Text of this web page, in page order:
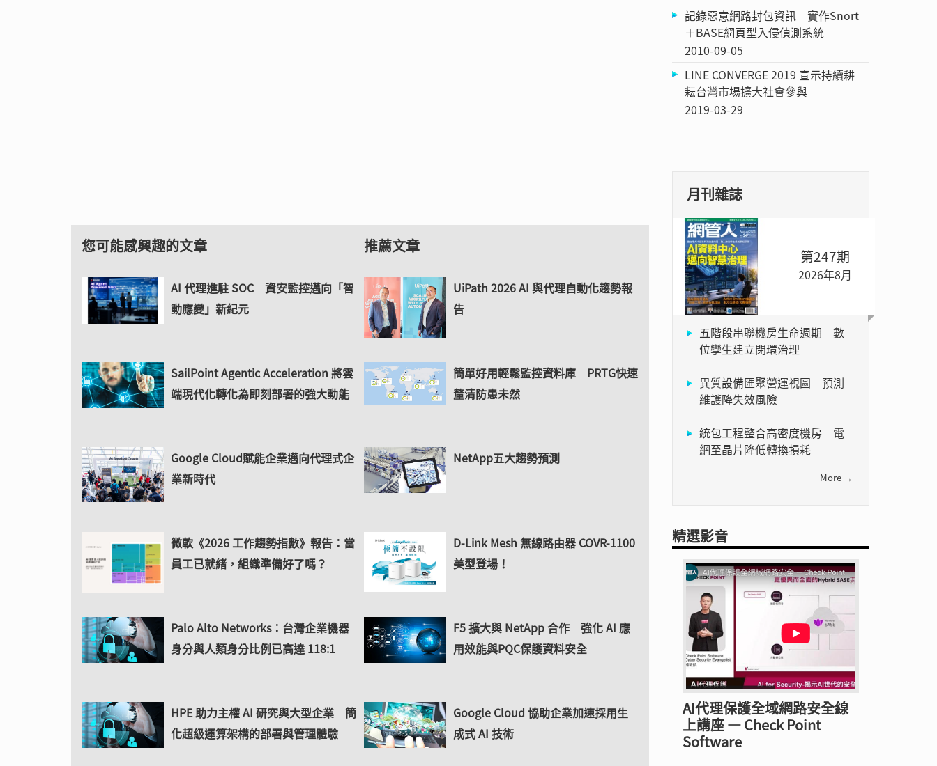
您可能感興趣的文章
AI 代理進駐 SOC 資安監控邁向「智
動應變」新紀元
SailPoint Agentic Acceleration 將雲
端現代化轉化為即刻部署的強大動能
Google Cloud賦能企業邁向代理式企
業新時代
微軟《2026 工作趨勢指數》報告：當
員工已就緒，組織準備好了嗎？
Palo Alto Networks：台灣企業機器
身分與人類身分比例已高達 118:1
HPE 助力主權 AI 研究與大型企業 簡
化超級運算架構的部署與管理體驗
推薦文章
UiPath 2026 AI 與代理自動化趨勢報
告
簡單好用輕鬆監控資料庫 PRTG快速
釐清防患未然
NetApp五大趨勢預測
D-Link Mesh 無線路由器 COVR-1100
美型登場！
F5 擴大與 NetApp 合作 強化 AI 應
用效能與PQC保護資料安全
Google Cloud 協助企業加速採用生
成式 AI 技術
記錄惡意網路封包資訊 實作Snort
＋BASE網頁型入侵偵測系統
2010-09-05
LINE CONVERGE 2019 宣示持續耕
耘台灣市場擴大社會參與
2019-03-29
月刊雜誌
第247期
2026年8月
五階段串聯機房生命週期 數
位孿生建立閉環治理
異質設備匯聚營運視圖 預測
維護降失效風險
統包工程整合高密度機房 電
網至晶片降低轉換損耗
More →
精選影音
AI代理保護全域網路安全線
上講座 — Check Point
Software